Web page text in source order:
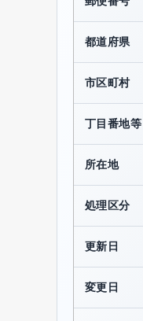
都道府県
市区町村
丁目番地等
所在地
処理区分
更新日
変更日